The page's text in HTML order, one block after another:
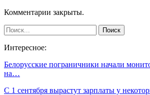
Комментарии закрыты.
Интересное:
Белорусские пограничники начали
на…
С 1 сентября вырастут зарплаты у